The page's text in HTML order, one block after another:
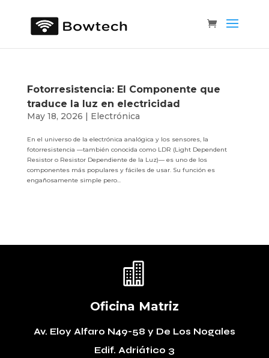
Fotorresistencia: El Componente que
traduce la luz en electricidad
May 18, 2026 | Electrónica
En el universo de la electrónica analógica y los sensores, la
fotorresistencia —también conocida como LDR (Light Dependent
Resistor o Resistor Dependiente de la Luz)— es uno de los
componentes más populares y fáciles de usar. Su función es
engañosamente simple pero...

Oficina Matriz
Av. Eloy Alfaro N49-58 y De Los Nogales
Edif. Adriático 3